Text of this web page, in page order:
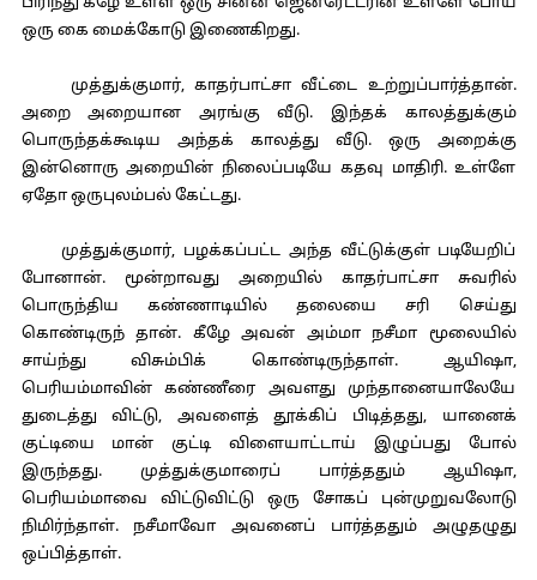
ஒரு கை மைக்கோடு இணைகிறது.
முத்துக்குமார், காதர்பாட்சா வீட்டை உற்றுப்பார்த்தான்.
அறை அறையான அரங்கு வீடு. இந்தக் காலத்துக்கும்
பொருந்தக்கூடிய அந்தக் காலத்து வீடு. ஒரு அறைக்கு
இன்னொரு அறையின் நிலைப்படியே கதவு மாதிரி. உள்ளே
ஏதோ ஒருபுலம்பல் கேட்டது.
முத்துக்குமார், பழக்கப்பட்ட அந்த வீட்டுக்குள் படியேறிப்
போனான். மூன்றாவது அறையில் காதர்பாட்சா சுவரில்
பொருந்திய கண்ணாடியில் தலையை சரி செய்து
கொண்டிருந் தான். கீழே அவன் அம்மா நசீமா மூலையில்
சாய்ந்து விசும்பிக் கொண்டிருந்தாள். ஆயிஷா,
பெரியம்மாவின் கண்ணீரை அவளது முந்தானையாலேயே
துடைத்து விட்டு, அவளைத் தூக்கிப் பிடித்தது, யானைக்
குட்டியை மான் குட்டி விளையாட்டாய் இழுப்பது போல்
இருந்தது. முத்துக்குமாரைப் பார்த்ததும் ஆயிஷா,
பெரியம்மாவை விட்டுவிட்டு ஒரு சோகப் புன்முறுவலோடு
நிமிர்ந்தாள். நசீமாவோ அவனைப் பார்த்ததும் அழுதழுது
ஒப்பித்தாள்.